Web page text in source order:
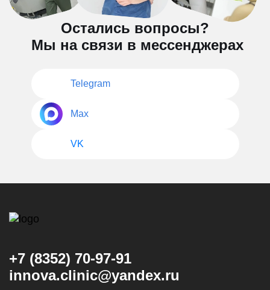
Остались вопросы?
Мы на связи в мессенджерах
Telegram
Max
VK
+7 (8352) 70-97-91
innova.clinic@yandex.ru